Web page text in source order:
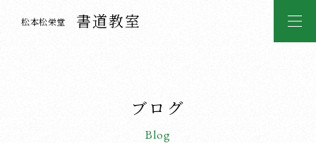
松本松栄堂 書道教室
ブログ
Blog